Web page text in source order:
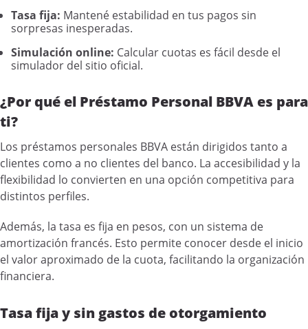
Tasa fija: Mantené estabilidad en tus pagos sin
sorpresas inesperadas.
Simulación online: Calcular cuotas es fácil desde el
simulador del sitio oficial.
¿Por qué el Préstamo Personal BBVA es para
ti?
Los préstamos personales BBVA están dirigidos tanto a
clientes como a no clientes del banco. La accesibilidad y la
flexibilidad lo convierten en una opción competitiva para
distintos perfiles.
Además, la tasa es fija en pesos, con un sistema de
amortización francés. Esto permite conocer desde el inicio
el valor aproximado de la cuota, facilitando la organización
financiera.
Tasa fija y sin gastos de otorgamiento